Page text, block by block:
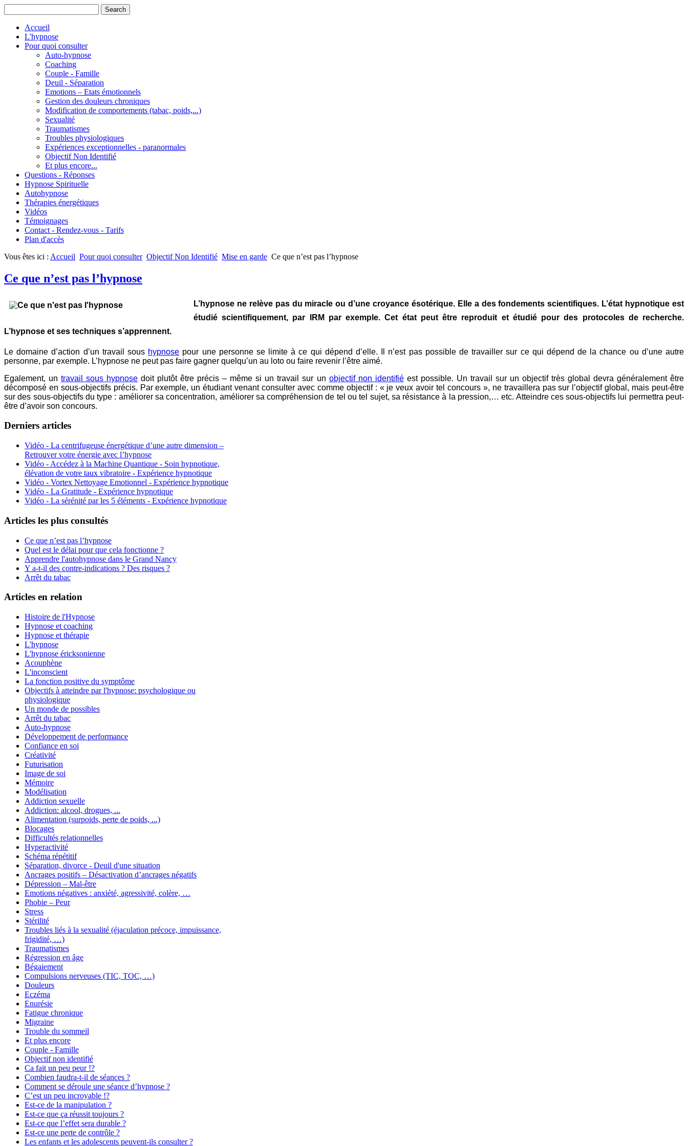
Accueil
L'hypnose
Pour quoi consulter
Auto-hypnose
Coaching
Couple - Famille
Deuil - Séparation
Emotions – Etats émotionnels
Gestion des douleurs chroniques
Modification de comportements (tabac, poids,...)
Sexualité
Traumatismes
Troubles physiologiques
Expériences exceptionnelles - paranormales
Objectif Non Identifié
Et plus encore...
Questions - Réponses
Hypnose Spirituelle
Autohypnose
Thérapies énergétiques
Vidéos
Témoignages
Contact - Rendez-vous - Tarifs
Plan d'accès
Vous êtes ici : Accueil Pour quoi consulter Objectif Non Identifié Mise en garde Ce que n’est pas l’hypnose
Ce que n’est pas l’hypnose
L’hypnose ne relève pas du miracle ou d’une croyance ésotérique. Elle a des fondements scientifiques. L’état hypnotique est
étudié scientifiquement, par IRM par exemple. Cet état peut être reproduit et étudié pour des protocoles de recherche.
L’hypnose et ses techniques s’apprennent.
Le domaine d’action d’un travail sous hypnose pour une personne se limite à ce qui dépend d’elle. Il n’est pas possible de travailler sur ce qui dépend de la chance ou d’une autre
personne, par exemple. L’hypnose ne peut pas faire gagner quelqu’un au loto ou faire revenir l’être aimé.
Egalement, untravail sous hypnose doit plutôt être précis – même si un travail sur un objectif non identifiéest possible. Un travail sur un objectif très global devra généralement être
décomposé en sous-objectifs précis. Par exemple, un étudiant venant consulter avec comme objectif : « je veux avoir tel concours », ne travaillera pas sur l’objectif global, mais peut-être
sur des sous-objectifs du type : améliorer sa concentration, améliorer sa compréhension de tel ou tel sujet, sa résistance à la pression,… etc. Atteindre ces sous-objectifs lui permettra peut-
être d’avoir son concours.
Derniers articles
Vidéo - La centrifugeuse énergétique d’une autre dimension –
Retrouver votre énergie avec l’hypnose
Vidéo - Accédez à la Machine Quantique - Soin hypnotique,
élévation de votre taux vibratoire - Expérience hypnotique
Vidéo - Vortex Nettoyage Emotionnel - Expérience hypnotique
Vidéo - La Gratitude - Expérience hypnotique
Vidéo - La sérénité par les 5 éléments - Expérience hypnotique
Articles les plus consultés
Ce que n’est pas l’hypnose
Quel est le délai pour que cela fonctionne ?
Apprendre l'autohypnose dans le Grand Nancy
Y a-t-il des contre-indications ? Des risques ?
Arrêt du tabac
Articles en relation
Histoire de l'Hypnose
Hypnose et coaching
Hypnose et thérapie
L'hypnose
L'hypnose éricksonienne
Acouphène
L'inconscient
La fonction positive du symptôme
Objectifs à atteindre par l'hypnose: psychologique ou
physiologique
Un monde de possibles
Arrêt du tabac
Auto-hypnose
Développement de performance
Confiance en soi
Créativité
Futurisation
Image de soi
Mémoire
Modélisation
Addiction sexuelle
Addiction: alcool, drogues, ...
Alimentation (surpoids, perte de poids, ...)
Blocages
Difficultés relationnelles
Hyperactivité
Schéma répétitif
Séparation, divorce - Deuil d'une situation
Ancrages positifs – Désactivation d’ancrages négatifs
Dépression – Mal-être
Emotions négatives : anxiété, agressivité, colère, …
Phobie – Peur
Stress
Stérilité
Troubles liés à la sexualité (éjaculation précoce, impuissance,
frigidité, …)
Traumatismes
Régression en âge
Bégaiement
Compulsions nerveuses (TIC, TOC, …)
Douleurs
Eczéma
Enurésie
Fatigue chronique
Migraine
Trouble du sommeil
Et plus encore
Couple - Famille
Objectif non identifié
Ca fait un peu peur !?
Combien faudra-t-il de séances ?
Comment se déroule une séance d’hypnose ?
C’est un peu incroyable !?
Est-ce de la manipulation ?
Est-ce que ça réussit toujours ?
Est-ce que l’effet sera durable ?
Est-ce une perte de contrôle ?
Les enfants et les adolescents peuvent-ils consulter ?